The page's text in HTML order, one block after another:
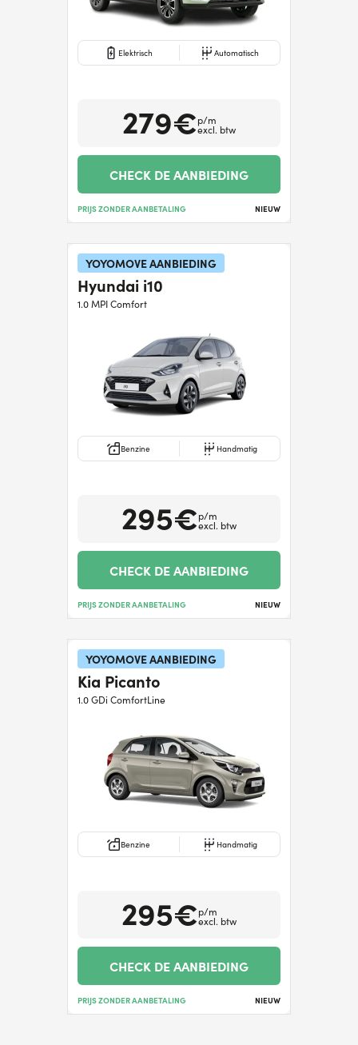
Elektrisch Automatisch
279€p/m
excl. btw
CHECK DE AANBIEDING
PRIJS ZONDER AANBETALING NIEUW
YOYOMOVE AANBIEDING
Hyundai i10
1.0 MPI Comfort
Benzine Handmatig
295€p/m
excl. btw
CHECK DE AANBIEDING
PRIJS ZONDER AANBETALING NIEUW
YOYOMOVE AANBIEDING
Kia Picanto
1.0 GDi ComfortLine
Benzine Handmatig
295€p/m
excl. btw
CHECK DE AANBIEDING
PRIJS ZONDER AANBETALING NIEUW